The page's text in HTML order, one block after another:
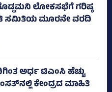
ದೊಡ್ಡಮನಿ ಲೋಕಸಭೆಗೆ ಗರಿಷ್ಠ
ಸಮಿತಿಯ ಮೂರನೇ ವರದಿ
ಅರ್ಧ ಟಿಎಂಸಿ ಹೆಚ್ಚು
ಕೇಂದ್ರದ ಮಾಹಿತಿ